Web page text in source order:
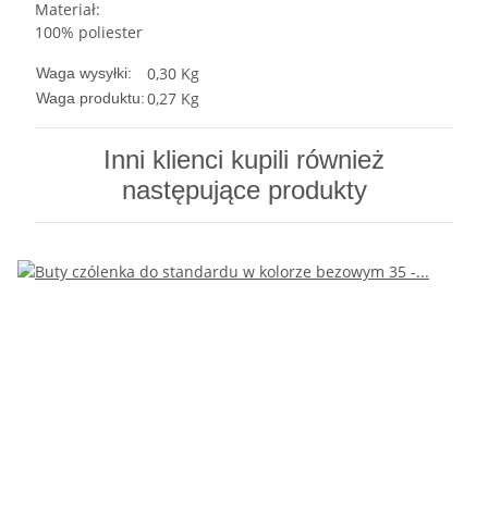
Materiał:
100% poliester
Waga wysyłki: 0,30 Kg
Waga produktu:0,27 Kg
Inni klienci kupili również
następujące produkty